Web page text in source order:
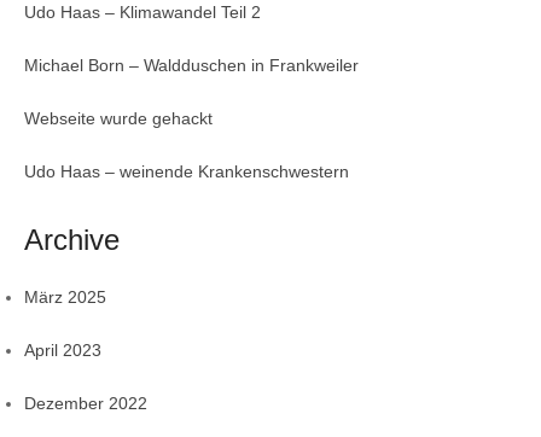
Udo Haas – Klimawandel Teil 2
Michael Born – Waldduschen in Frankweiler
Webseite wurde gehackt
Udo Haas – weinende Krankenschwestern
Archive
März 2025
April 2023
Dezember 2022